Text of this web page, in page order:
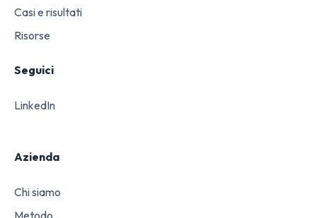
Casi e risultati
Risorse
Seguici
LinkedIn
Azienda
Chi siamo